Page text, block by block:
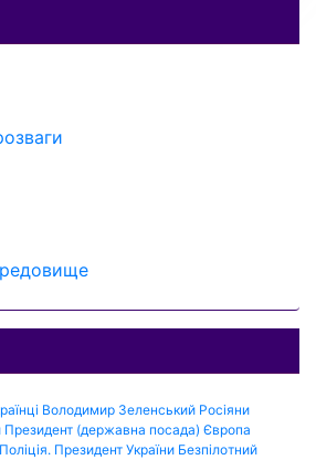
Володимир Зеленський Росіяни
Президент (державна посада) Європа
Поліція. Президент України Безпілотний